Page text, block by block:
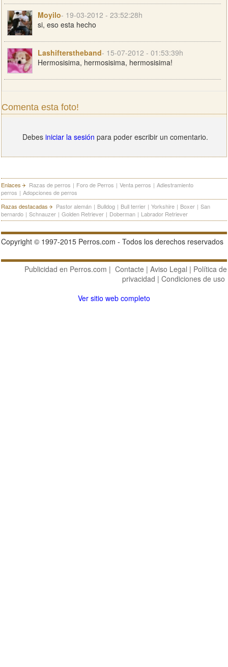
Moyilo- 19-03-2012 - 23:52:28h
si, eso esta hecho
Lashifterstheband- 15-07-2012 - 01:53:39h
Hermosisima, hermosisima, hermosisima!
Comenta esta foto!
Debes iniciar la sesión para poder escribir un comentario.
Enlaces Razas de perros | Foro de Perros | Venta perros | Adiestramiento
perros | Adopciones de perros
Razas destacadas
Pastor alemán | Bulldog | Bull terrier | Yorkshire | Boxer | San
bernardo | Schnauzer | Golden Retriever | Doberman | Labrador Retriever
Copyright © 1997-2015 Perros.com - Todos los derechos reservados
Publicidad en Perros.com | Contacte | Aviso Legal | Política de
privacidad | Condiciones de uso
Ver sitio web completo